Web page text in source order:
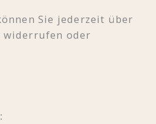
Sie jederzeit über
widerrufen oder